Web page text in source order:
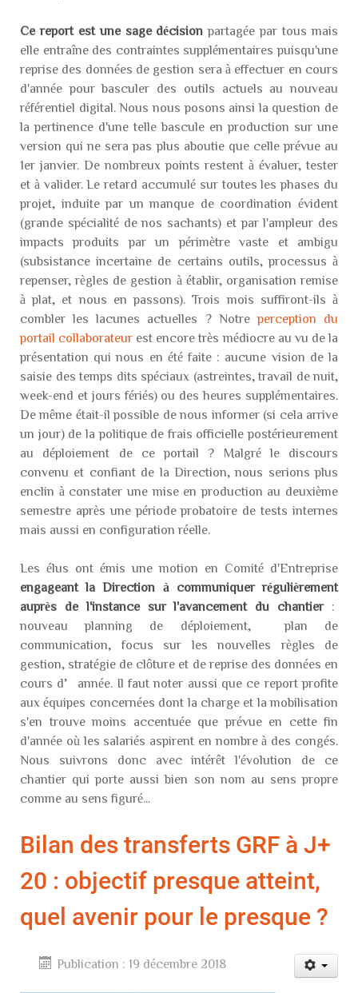
Ce report est une sage décision partagée par tous mais
elle entraîne des contraintes supplémentaires puisqu'une
reprise des données de gestion sera à effectuer en cours
d'année pour basculer des outils actuels au nouveau
référentiel digital. Nous nous posons ainsi la question de
la pertinence d'une telle bascule en production sur une
version qui ne sera pas plus aboutie que celle prévue au
1er janvier. De nombreux points restent à évaluer, tester
et à valider. Le retard accumulé sur toutes les phases du
projet, induite par un manque de coordination évident
(grande spécialité de nos sachants) et par l'ampleur des
impacts produits par un périmètre vaste et ambigu
(subsistance incertaine de certains outils, processus à
repenser, règles de gestion à établir, organisation remise
à plat, et nous en passons). Trois mois suffiront-ils à
combler les lacunes actuelles ? Notreperception du
portail collaborateur est encore très médiocre au vu de la
présentation qui nous en été faite : aucune vision de la
saisie des temps dits spéciaux (astreintes, travail de nuit,
week-end et jours fériés) ou des heures supplémentaires.
De même était-il possible de nous informer (si cela arrive
un jour) de la politique de frais officielle postérieurement
au déploiement de ce portail ? Malgré le discours
convenu et confiant de la Direction, nous serions plus
enclin à constater une mise en production au deuxième
semestre après une période probatoire de tests internes
mais aussi en configuration réelle.
Les élus ont émis une motion en Comité d'Entreprise
engageant la Direction à communiquer régulièrement
auprès de l'instance sur l'avancement du chantier:
nouveau planning de déploiement, plan de
communication, focus sur les nouvelles règles de
gestion, stratégie de clôture et de reprise des données en
cours d’année. Il faut noter aussi que ce report profite
aux équipes concernées dont la charge et la mobilisation
s'en trouve moins accentuée que prévue en cette fin
d'année où les salariés aspirent en nombre à des congés.
Nous suivrons donc avec intérêt l'évolution de ce
chantier qui porte aussi bien son nom au sens propre
comme au sens figuré...
Bilan des transferts GRF à J+
20 : objectif presque atteint,
quel avenir pour le presque ?
Publication : 19 décembre 2018